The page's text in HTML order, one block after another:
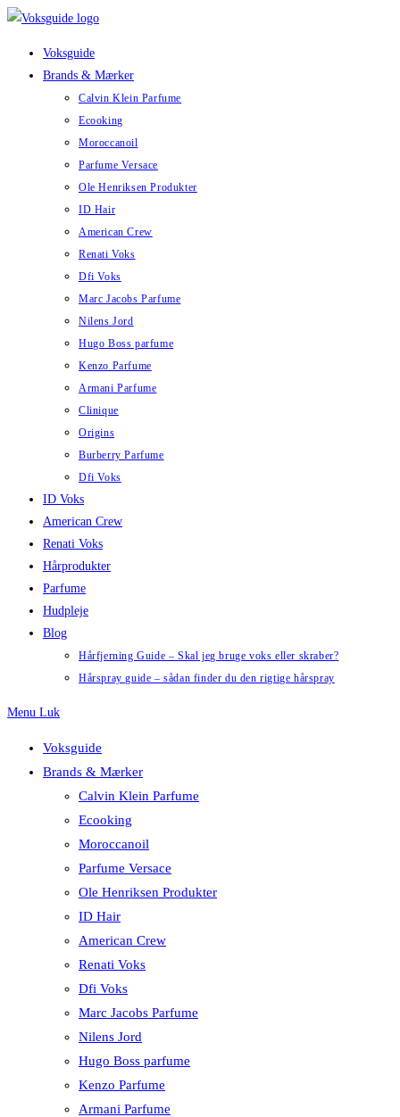
Skip
Voksguide
Brands & Mærker
Calvin Klein Parfume
Ecooking
Moroccanoil
Parfume Versace
Ole Henriksen Produkter
ID Hair
American Crew
Renati Voks
Dfi Voks
Marc Jacobs Parfume
Nilens Jord
Hugo Boss parfume
Kenzo Parfume
Armani Parfume
Clinique
Origins
Burberry Parfume
Dfi Voks
ID Voks
American Crew
Renati Voks
Hårprodukter
Parfume
Hudpleje
Blog
Hårfjerning Guide – Skal jeg bruge voks eller skraber?
Hårspray guide – sådan finder du den rigtige hårspray
Menu Luk
Voksguide
Brands & Mærker
Calvin Klein Parfume
Ecooking
Moroccanoil
Parfume Versace
Ole Henriksen Produkter
ID Hair
American Crew
Renati Voks
Dfi Voks
Marc Jacobs Parfume
Nilens Jord
Hugo Boss parfume
Kenzo Parfume
Armani Parfume